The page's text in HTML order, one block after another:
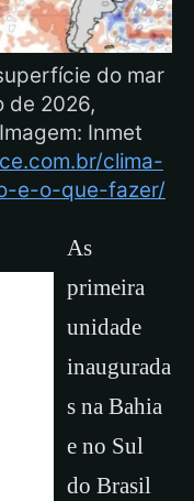
do mar
de 2026,
Inmet
clima-
e-o-que-fazer/
As
primeira
unidade
inaugurada
s na Bahia
e no Sul
do Brasil